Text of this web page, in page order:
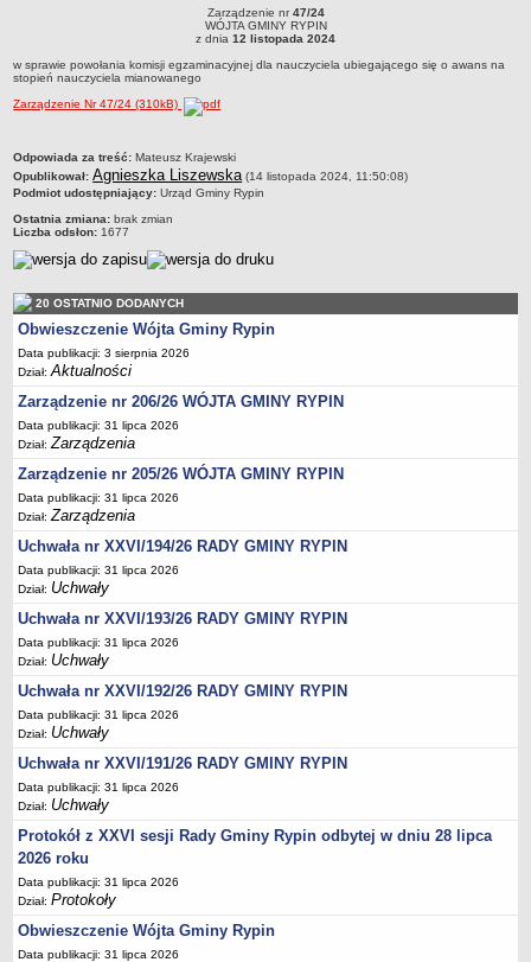
Związki i stowarzyszenia
Realizacja zadań publicznych
Rejestr zbiorów danych osobowych
Rejestr instytucji kultury
AKTUALNOŚCI I OGŁOSZENIA
URZĄD GMINY
Tabela informacyjna
Czas pracy urzędu
Nr konta bankowego, NIP, REGON
Pracownicy urzędu - urząd gminy
Pracownicy urzędu - baza magazynowo - warsztatowa
Kompetencje referatów
Regulamin organizacyjny
Regulamin naboru na wolne stanowiska urzędnicze
Ogłoszenia o naborze na wolne stanowiska urzędnicze
Lista kandydatów spełniających wymagania formalne w naborach na
wolne stanowiska urzędnicze
Wyniki naboru na wolne stanowiska urzędnicze
Petycje
Sygnaliści
Galeria
Raporty o stanie dostępności
Wnioski
WŁADZE I STRUKTURA
Struktura organizacyjna
Rada gminy
Wójt
Urząd gminy
Zarządzenie nr 47/24WÓJTA GMINY RYPINz dnia 12 listopada 2024w sprawie
powołania komisji egzaminacyjnej dla nauczyciela ubiegającego się o awans na
Zarządzenie nr47/24
WÓJTA GMINY RYPIN
z dnia 12 listopada 2024
w sprawie powołania komisji egzaminacyjnej dla nauczyciela ubiegającego się o awans na
stopień nauczyciela mianowanego
Zarządzenie Nr 47/24 (310kB)
metryczka
Odpowiada za treść: Mateusz Krajewski
Opublikował: Agnieszka Liszewska (14 listopada 2024, 11:50:08)
Podmiot udostępniający: Urząd Gminy Rypin
Ostatnia zmiana: brak zmian
Liczba odsłon: 1677
20 OSTATNIO DODANYCH
Obwieszczenie Wójta Gminy Rypin
Data publikacji: 3 sierpnia 2026
Dział:Aktualności
Zarządzenie nr 206/26 WÓJTA GMINY RYPIN
Data publikacji: 31 lipca 2026
Dział:Zarządzenia
Zarządzenie nr 205/26 WÓJTA GMINY RYPIN
Data publikacji: 31 lipca 2026
Dział:Zarządzenia
Uchwała nr XXVI/194/26 RADY GMINY RYPIN
Data publikacji: 31 lipca 2026
Dział: Uchwały
Uchwała nr XXVI/193/26 RADY GMINY RYPIN
Data publikacji: 31 lipca 2026
Dział: Uchwały
Uchwała nr XXVI/192/26 RADY GMINY RYPIN
Data publikacji: 31 lipca 2026
Dział: Uchwały
Uchwała nr XXVI/191/26 RADY GMINY RYPIN
Data publikacji: 31 lipca 2026
Dział: Uchwały
Protokół z XXVI sesji Rady Gminy Rypin odbytej w dniu 28 lipca
2026 roku
Data publikacji: 31 lipca 2026
Dział:Protokoły
Obwieszczenie Wójta Gminy Rypin
Data publikacji: 31 lipca 2026